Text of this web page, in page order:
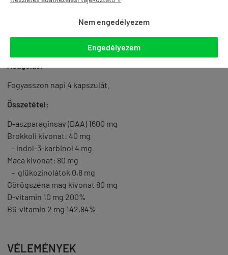
Nem engedélyezem
Engedélyezem
fokozott izomépítés
alfa hím hozzáállás
Adagolás:
Fogyasszon napi 4 kapszulát.
Összetétel:
D-aszparaginsav (DAA) 1600 mg
Brokkoli kivonat: 40 mg
- indol-3-karbinol 4 mg
Maca kivonat: 80 mg
- glükozinolátok 0,8 mg
Görögszéna mag kivonat 80 mg
D-vitamin 10 mg 200%
B6-vitamin 2 mg 142,84%
VÉLEMÉNYEK